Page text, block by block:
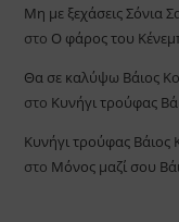
Μη με ξεχάσεις Σόνια
στο Ο φάρος του
Θα σε καλύψω Βάιος
στο Κυνήγι τρούφας
Κυνήγι τρούφας Βάιος
στο Μόνος μαζί σου